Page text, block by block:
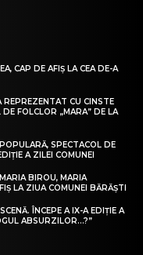
CAP DE AFIȘ LA CEA DE-A
REPREZENTAT CU CINSTE
FOLCLOR „MARA” DE LA
SPECTACOL DE
A ZILEI COMUNEI
BIROU, MARIA
LA ZIUA COMUNEI BĂRĂȘTI
ÎNCEPE A IX-A EDIȚIE A
ABSURZILOR…?”